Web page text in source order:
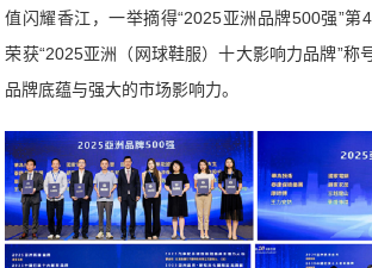
值闪耀香江，一举摘得“2025亚洲品牌500强”第
荣获“2025亚洲（网球鞋服）十大影响力品牌”称
品牌底蕴与强大的市场影响力。